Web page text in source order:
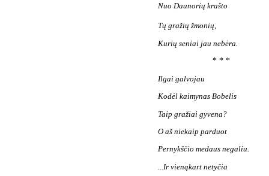
Nuo Daunorių krašto 
Tų gražių žmonių,
Kurių seniai jau nebėra.
* * *
Ilgai galvojau
Kodėl kaimynas Bobelis
Taip gražiai gyvena?
O aš niekaip parduot
Pernykščio medaus negaliu.
...Ir vienąkart netyčia